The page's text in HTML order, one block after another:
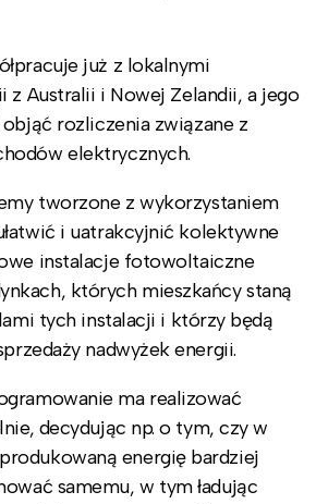
już z lokalnymi
z Australii i Nowej Zelandii, a jego
rozliczenia związane z
elektrycznych.
tworzone z wykorzystaniem
i uatrakcyjnić kolektywne
instalacje fotowoltaiczne
których mieszkańcy staną
tych instalacji i którzy będą
nadwyżek energii.
ma realizować
decydując np. o tym, czy w
energię bardziej
samemu, w tym ładując